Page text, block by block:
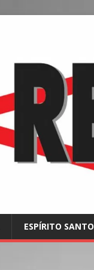
ESPÍRITO SANTO